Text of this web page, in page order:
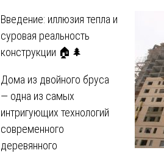
Введение: иллюзия тепла и
суровая реальность
конструкции 🏠🌲
Дома из двойного бруса
— одна из самых
интригующих технологий
современного
деревянного